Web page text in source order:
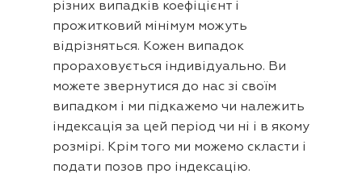
різних випадків коефіцієнт і
прожитковий мінімум можуть
відрізняться. Кожен випадок
прораховується індивідуально. Ви
можете звернутися до нас зі своїм
випадком і ми підкажемо чи належить
індексація за цей період чи ні і в якому
розмірі. Крім того ми можемо скласти і
подати позов про індексацію.